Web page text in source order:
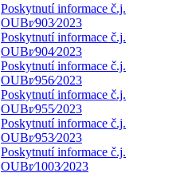
Poskytnutí informace č.j.
OUBr⁄903⁄2023
Poskytnutí informace č.j.
OUBr⁄904⁄2023
Poskytnutí informace č.j.
OUBr⁄956⁄2023
Poskytnutí informace č.j.
OUBr⁄955⁄2023
Poskytnutí informace č.j.
OUBr⁄953⁄2023
Poskytnutí informace č.j.
OUBr⁄1003⁄2023